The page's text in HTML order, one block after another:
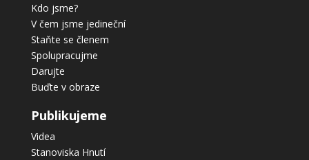
Kdo jsme?
V čem jsme jedineční
Staňte se členem
Spolupracujme
Darujte
Buďte v obraze
Publikujeme
Videa
Stanoviska Hnutí